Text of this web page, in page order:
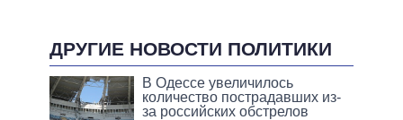
ДРУГИЕ НОВОСТИ ПОЛИТИКИ
В Одессе увеличилось
количество пострадавших из-
за российских обстрелов